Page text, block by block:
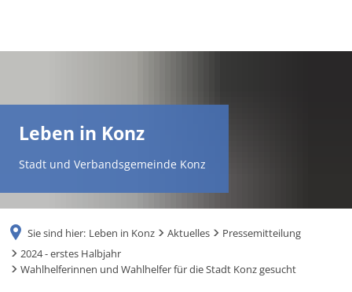
Leben in Konz
Stadt und Verbandsgemeinde Konz
Sie sind hier: Leben in Konz Aktuelles
Pressemitteilung
2024 - erstes Halbjahr
Wahlhelferinnen und Wahlhelfer für die Stadt Konz gesucht